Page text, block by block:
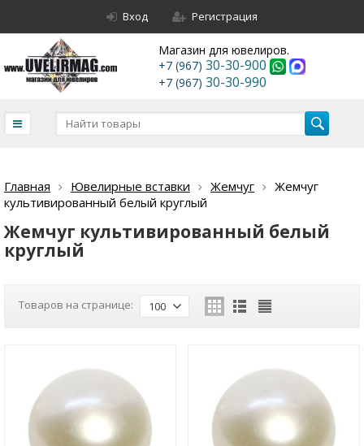
Вход Регистрация
Магазин для ювелиров.
+7 (967) 30-30-900
+7 (967) 30-30-990
Главная Ювелирные вставки Жемчуг
Жемчуг
культивированный белый круглый
Жемчуг культивированный белый
круглый
Товаров на странице: 100